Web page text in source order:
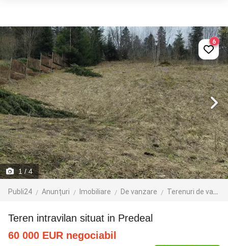
1/ 4
Publi24 Anunțuri Imobiliare De vanzare Terenuri de vanzare
6
Teren intravilan situat in Predeal
60 000 EUR negociabil